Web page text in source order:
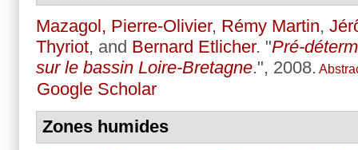
Mazagol, Pierre-Olivier, Rémy Martin,
Thyriot, and Bernard Etlicher. "Pré-
sur le bassin Loire-Bretagne.", 2008.
Google Scholar
Zones humides